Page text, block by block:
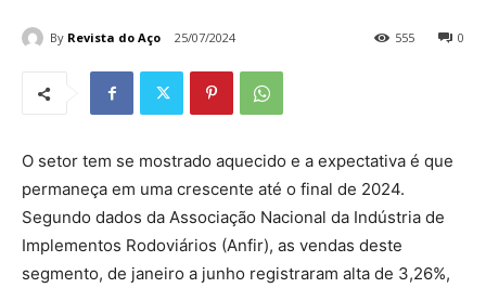
By Revista do Aço 25/07/2024 0
555
O setor tem se mostrado aquecido e a expectativa é que
permaneça em uma crescente até o final de 2024.
Segundo dados da Associação Nacional da Indústria de
Implementos Rodoviários (Anfir), as vendas deste
segmento, de janeiro a junho registraram alta de 3,26%,